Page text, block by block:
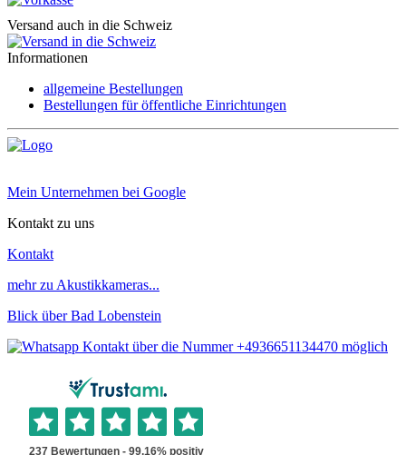
Versand auch in die Schweiz
Informationen
allgemeine Bestellungen
Bestellungen für öffentliche Einrichtungen
Mein Unternehmen bei Google
Kontakt zu uns
Kontakt
mehr zu Akustikkameras...
Blick über Bad Lobenstein